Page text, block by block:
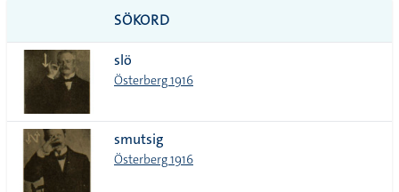
till
alla i
lista
SÖKORD
slö
Österberg 1916
smutsig
Österberg 1916